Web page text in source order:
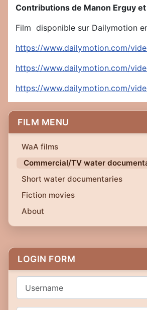
FILM MENU
WaA films
Commercial/TV water
Short water documentaries
Fiction movies
About
LOGIN FORM
Contributions de Manon Erguy
Film disponible sur Dailymotion
https://www.dailymotion.com/
https://www.dailymotion.com/
https://www.dailymotion.com/